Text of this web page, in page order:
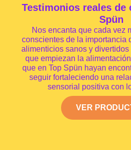
Testimonios reales de
Spün
Nos encanta que cada vez
conscientes de la importancia
alimenticios sanos y
que empiezan la
que en Top Spün hayan
seguir fortaleciendo una
sensorial positiva con
VER